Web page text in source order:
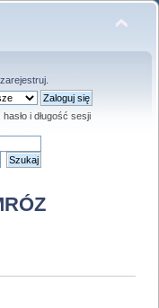
zarejestruj.
i długość sesji